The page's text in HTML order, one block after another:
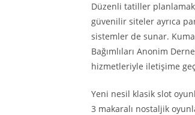
Düzenli tatiller
güvenilir siteler ayrıca
sistemler de sunar.
Bağımlıları Anonim
hizmetleriyle iletişime
Yeni nesil klasik slot
3 makaralı nostaljik